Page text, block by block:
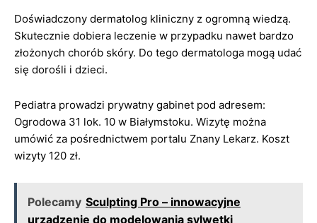
Doświadczony dermatolog kliniczny z ogromną wiedzą.
Skutecznie dobiera leczenie w przypadku nawet bardzo
złożonych chorób skóry. Do tego dermatologa mogą udać
się dorośli i dzieci.
Pediatra prowadzi prywatny gabinet pod adresem:
Ogrodowa 31 lok. 10 w Białymstoku. Wizytę można
umówić za pośrednictwem portalu Znany Lekarz. Koszt
wizyty 120 zł.
Polecamy Sculpting Pro – innowacyjne
urządzenie do modelowania sylwetki